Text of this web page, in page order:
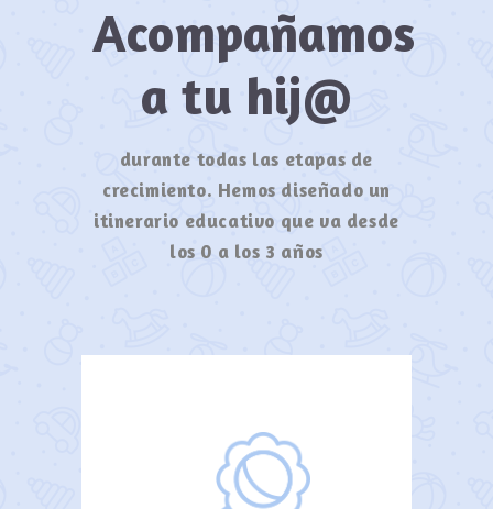
Acompañamos
a tu hij@
durante todas las etapas de
crecimiento. Hemos diseñado un
itinerario educativo que va desde
los 0 a los 3 años